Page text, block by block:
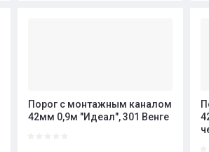
Порог с монтажным каналом
42мм 0,9м "Идеал", 301 Венге